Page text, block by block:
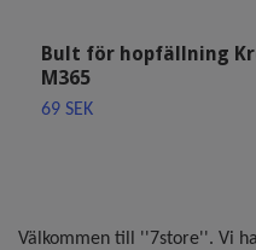
Välkommen till ''7store''. Vi
Bult för hopfällning
M365
69 SEK